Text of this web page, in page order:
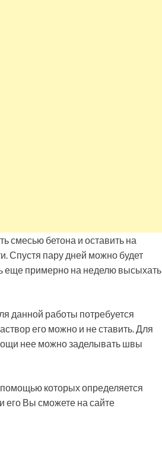
смесью бетона и оставить на
Спустя пару дней можно будет
еще примерно на неделю высыхать
данной работы потребуется
его можно и не ставить. Для
нее можно заделывать швы
которых определяется
его Вы сможете на сайте